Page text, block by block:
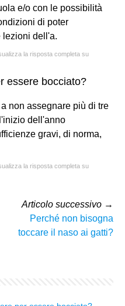
e/o con le possibilità
di poter
lezioni dell'a.
la risposta completa su
essere bocciato?
non assegnare più di tre
dell'anno
gravi, di norma,
la risposta completa su
Articolo successivo →
Perché non bisogna
toccare il naso ai gatti?